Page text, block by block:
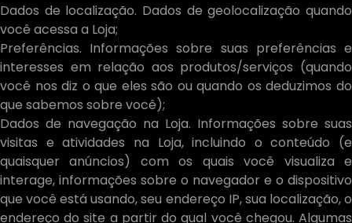
Dados de localização. Dados de geolocalização quando
você acessa a Loja;
Preferências. Informações sobre suas preferências e
interesses em relação aos produtos/serviços (quando
você nos diz o que eles são ou quando os deduzimos do
que sabemos sobre você);
Dados de navegação na Loja. Informações sobre suas
visitas e atividades na Loja, incluindo o conteúdo (e
quaisquer anúncios) com os quais você visualiza e
interage, informações sobre o navegador e o dispositivo
que você está usando, seu endereço IP, sua localização, o
endereço do site a partir do qual você chegou. Algumas